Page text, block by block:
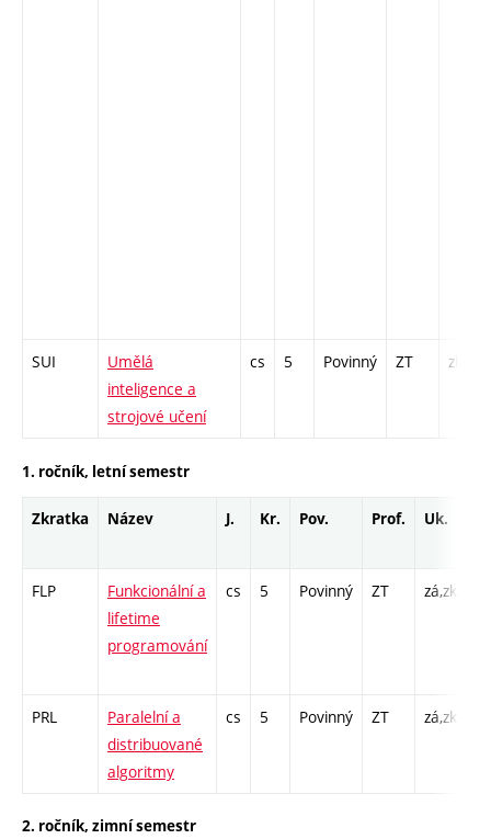
SUI
Umělá
inteligence a
strojové učení
cs 5 Povinný ZT zk
1. ročník, letní semestr
Zkratka Název J. Kr. Pov. Prof. Uk.
FLP
Funkcionální a
lifetime
programování
cs 5 Povinný ZT zá,zk
PRL
Paralelní a
distribuované
algoritmy
cs 5 Povinný ZT zá,zk
2. ročník, zimní semestr